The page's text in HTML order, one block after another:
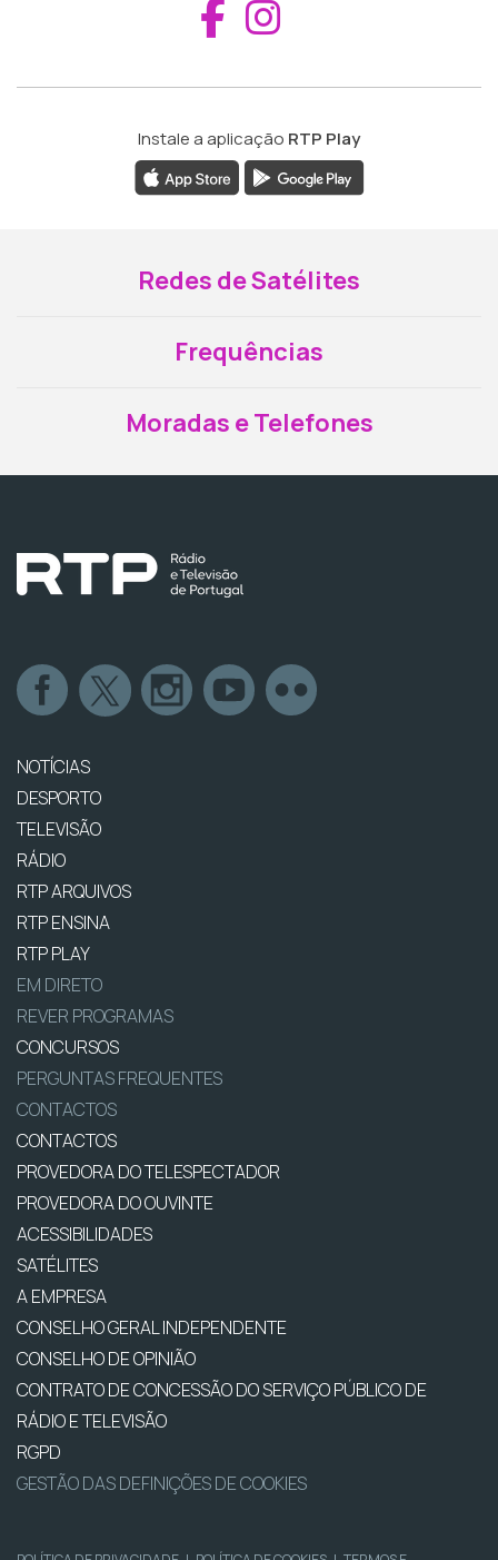
Aceder ao
Instale a aplicação RTP Play
Redes de Satélites
Frequências
Moradas e Telefones
NOTÍCIAS
DESPORTO
TELEVISÃO
RÁDIO
RTP ARQUIVOS
RTP ENSINA
RTP PLAY
EM DIRETO
REVER PROGRAMAS
CONCURSOS
PERGUNTAS FREQUENTES
CONTACTOS
CONTACTOS
PROVEDORA DO TELESPECTADOR
PROVEDORA DO OUVINTE
ACESSIBILIDADES
SATÉLITES
A EMPRESA
CONSELHO GERAL INDEPENDENTE
CONSELHO DE OPINIÃO
CONTRATO DE CONCESSÃO DO SERVIÇO PÚBLICO DE
RÁDIO E TELEVISÃO
RGPD
GESTÃO DAS DEFINIÇÕES DE COOKIES